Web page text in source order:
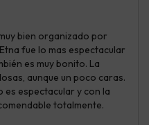
bien organizado por
fue lo mas espectacular
es muy bonito. La
aunque un poco caras.
es espectacular y con la
totalmente.